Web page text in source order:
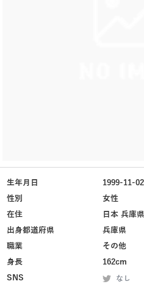
生年月日
1999-11-
性別
女性
在住
日本 兵庫県
出身都道府県
兵庫県
職業
その他
身長
162cm
SNS
なし